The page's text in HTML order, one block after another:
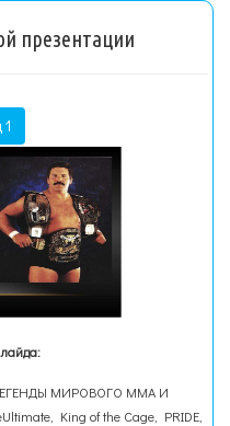
презентации
МИРОВОГО ММА И
King of the Cage, PRIDE,